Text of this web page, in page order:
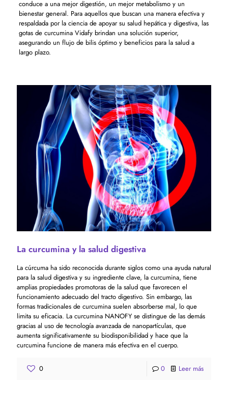
conduce a una mejor digestión, un mejor metabolismo y un
bienestar general. Para aquellos que buscan una manera efectiva y
respaldada por la ciencia de apoyar su salud hepática y digestiva, las
gotas de curcumina Vidafy brindan una solución superior,
asegurando un flujo de bilis óptimo y beneficios para la salud a
largo plazo.
La curcumina y la salud digestiva
La cúrcuma ha sido reconocida durante siglos como una ayuda natural
para la salud digestiva y su ingrediente clave, la curcumina, tiene
amplias propiedades promotoras de la salud que favorecen el
funcionamiento adecuado del tracto digestivo. Sin embargo, las
formas tradicionales de curcumina suelen absorberse mal, lo que
limita su eficacia. La curcumina NANOFY se distingue de las demás
gracias al uso de tecnología avanzada de nanopartículas, que
aumenta significativamente su biodisponibilidad y hace que la
curcumina funcione de manera más efectiva en el cuerpo.
0 0 Leer más